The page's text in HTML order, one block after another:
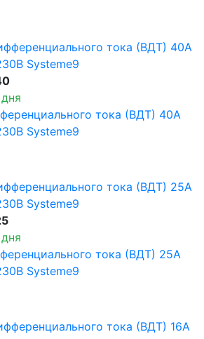
тока (ВДТ) 40A
Systeme9
тока (ВДТ) 25A
Systeme9